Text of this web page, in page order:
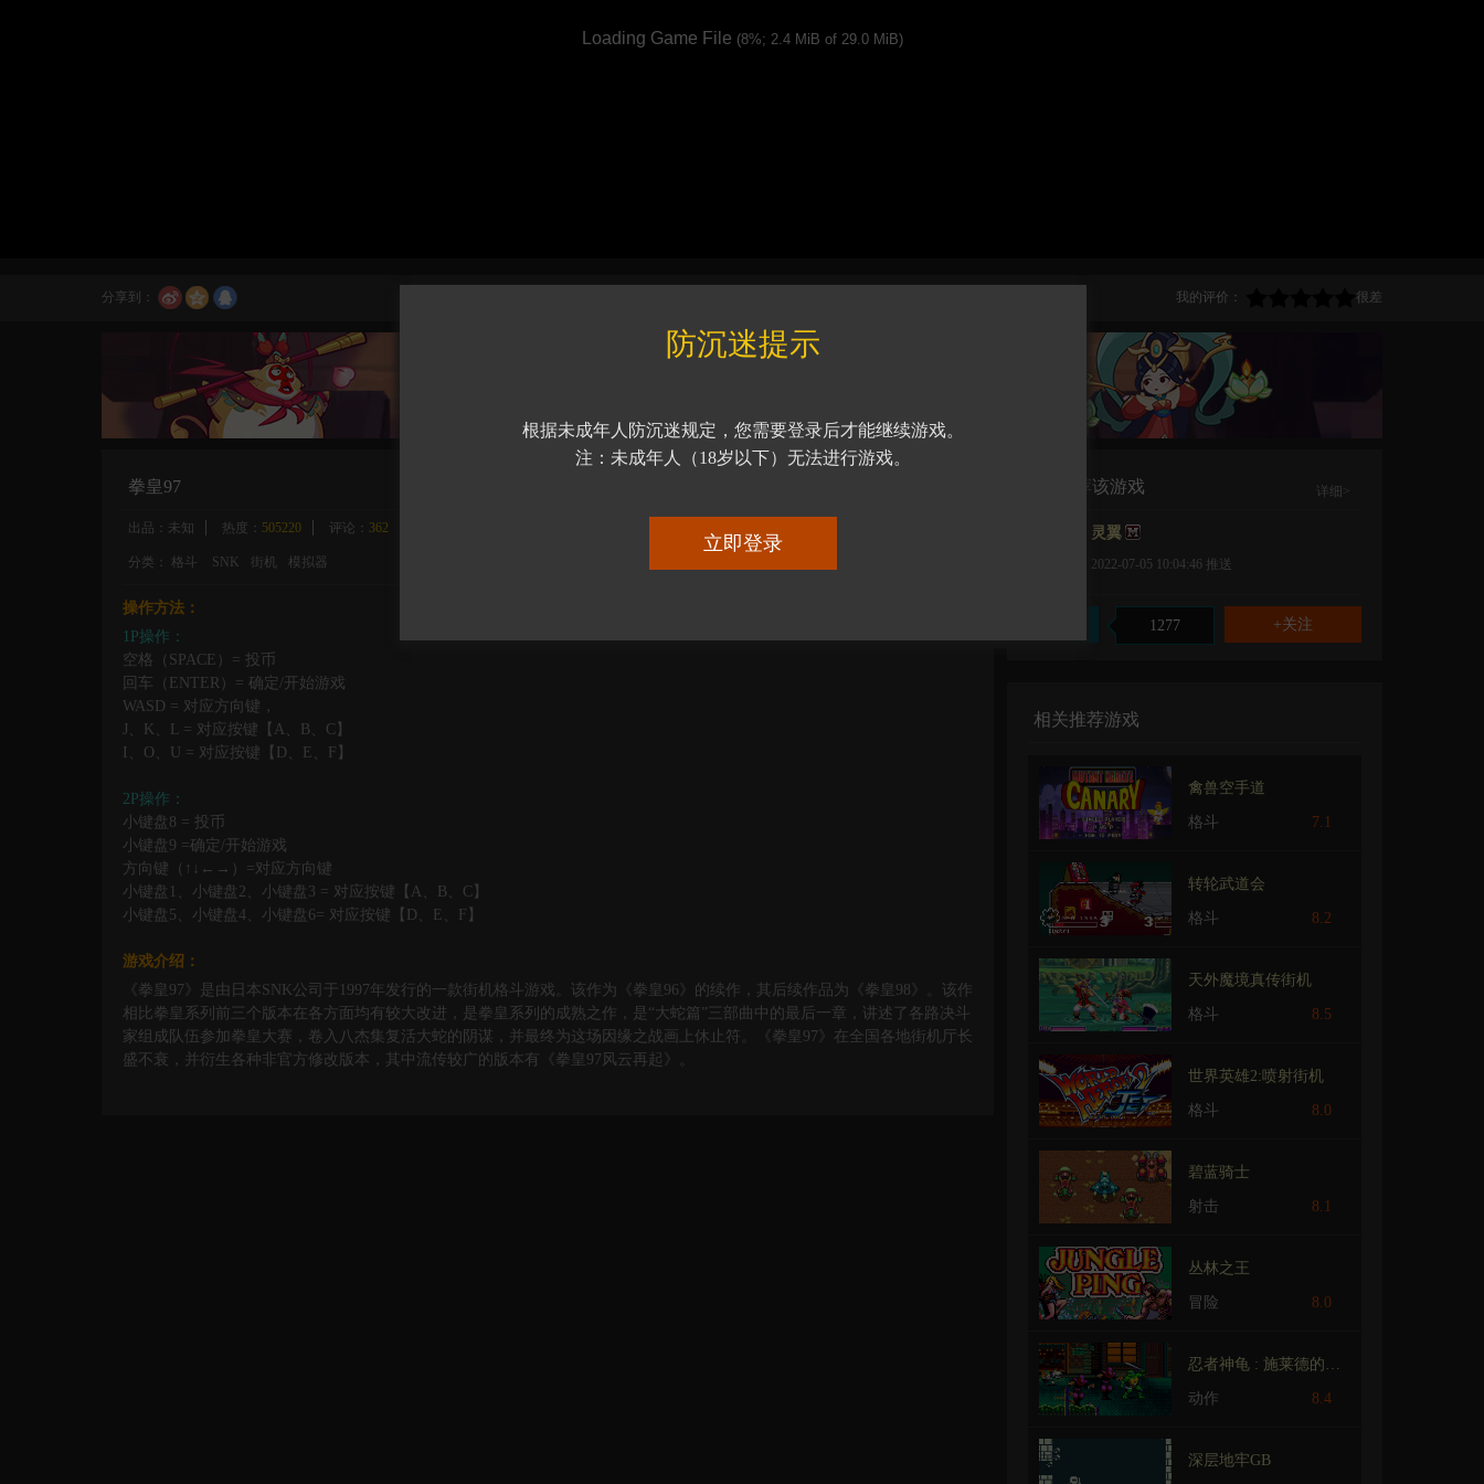
分享到： 我的评价： 很差
防沉迷提示
根据未成年人防沉迷规定，您需要登录后才能继续游戏。
注：未成年人（18岁以下）无法进行游戏。
立即登录
拳皇97
出品：未知 热度： 505220 评论： 362
分类： 格斗 SNK 街机 模拟器
操作方法：
1P操作：
空格（SPACE）= 投币
回车（ENTER）= 确定/开始游戏
WASD = 对应方向键，
J、K、L = 对应按键【A、B、C】
I、O、U = 对应按键【D、E、F】
2P操作：
小键盘8 = 投币
小键盘9 =确定/开始游戏
方向键（↑↓←→）=对应方向键
小键盘1、小键盘2、小键盘3 = 对应按键【A、B、C】
小键盘5、小键盘4、小键盘6= 对应按键【D、E、F】
游戏介绍：
《拳皇97》是由日本SNK公司于1997年发行的一款街机格斗游戏。该作为《拳皇96》的续作，其后续作品为《拳皇98》。该作
相比拳皇系列前三个版本在各方面均有较大改进，是拳皇系列的成熟之作，是“大蛇篇”三部曲中的最后一章，讲述了各路决斗
家组成队伍参加拳皇大赛，卷入八杰集复活大蛇的阴谋，并最终为这场因缘之战画上休止符。《拳皇97》在全国各地街机厅长
盛不衰，并衍生各种非官方修改版本，其中流传较广的版本有《拳皇97风云再起》。
TA推荐该游戏 详细>
灵翼
2022-07-05 10:04:46 推送
1277
相关推荐游戏
禽兽空手道
格斗 7.1
转轮武道会
格斗 8.2
天外魔境真传街机
格斗 8.5
世界英雄2:喷射街机
格斗 8.0
碧蓝骑士
射击 8.1
丛林之王
冒险 8.0
忍者神龟 : 施莱德的复仇.改
动作 8.4
深层地牢GB